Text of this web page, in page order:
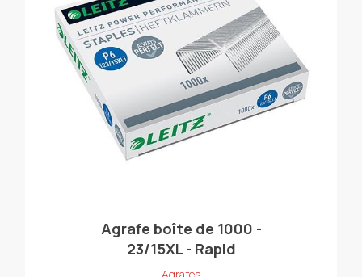
Agrafe boîte de 1000 -
23/15XL - Rapid